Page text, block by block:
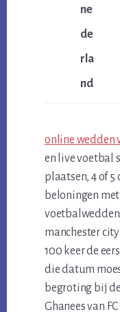
ne
de
rla
nd
online wedden
en live voetbal
plaatsen, 4 of
beloningen met
manchester
100 keer de
die datum
begroting bij
Ghanees van